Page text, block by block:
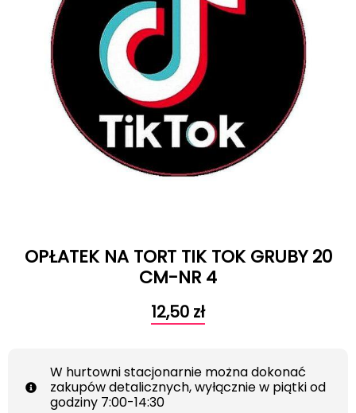
OPŁATEK NA TORT TIK TOK GRUBY 20
CM-NR 4
12,50 zł
W hurtowni stacjonarnie można dokonać
zakupów detalicznych, wyłącznie w piątki od
godziny 7:00-14:30